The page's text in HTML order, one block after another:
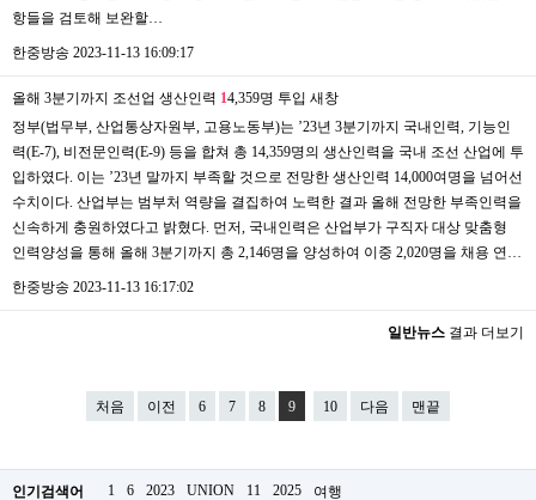
항들을 검토해 보완할…
한중방송 2023-11-13 16:09:17
올해 3분기까지 조선업 생산인력 14,359명 투입 새창
정부(법무부, 산업통상자원부, 고용노동부)는 ’23년 3분기까지 국내인력, 기능인
력(E-7), 비전문인력(E-9) 등을 합쳐 총 14,359명의 생산인력을 국내 조선 산업에 투
입하였다. 이는 ’23년 말까지 부족할 것으로 전망한 생산인력 14,000여명을 넘어선
수치이다. 산업부는 범부처 역량을 결집하여 노력한 결과 올해 전망한 부족인력을
신속하게 충원하였다고 밝혔다. 먼저, 국내인력은 산업부가 구직자 대상 맞춤형
인력양성을 통해 올해 3분기까지 총 2,146명을 양성하여 이중 2,020명을 채용 연…
한중방송 2023-11-13 16:17:02
일반뉴스 결과 더보기
처음 이전 6 7 8 9 10 다음 맨끝
인기검색어 1 6 2023 UNION 11 2025 여행